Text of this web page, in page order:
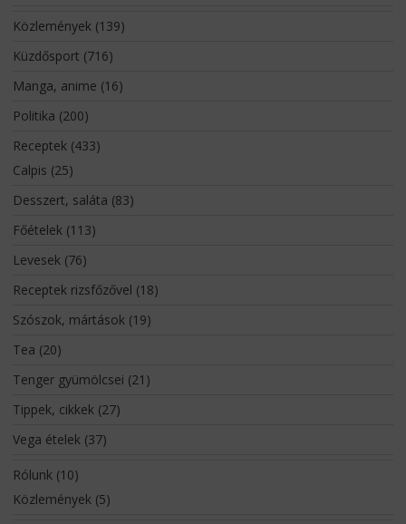
Közlemények(139)
Küzdősport (716)
Manga, anime (16)
Politika (200)
Receptek(433)
Calpis (25)
Desszert, saláta (83)
Főételek(113)
Levesek(76)
Receptek rizsfőzővel (18)
Szószok, mártások(19)
Tea (20)
Tenger gyümölcsei (21)
Tippek, cikkek(27)
Vega ételek(37)
Rólunk(10)
Közlemények(5)